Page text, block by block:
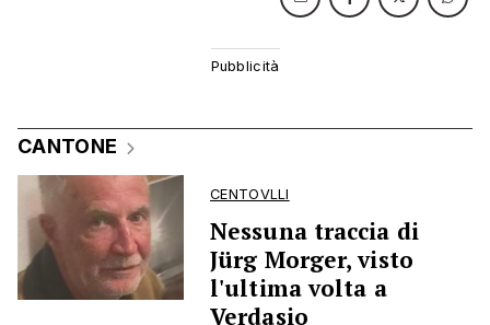
CANTONE
CENTOVLLI
Nessuna traccia di
Jürg Morger, visto
l'ultima volta a
Verdasio